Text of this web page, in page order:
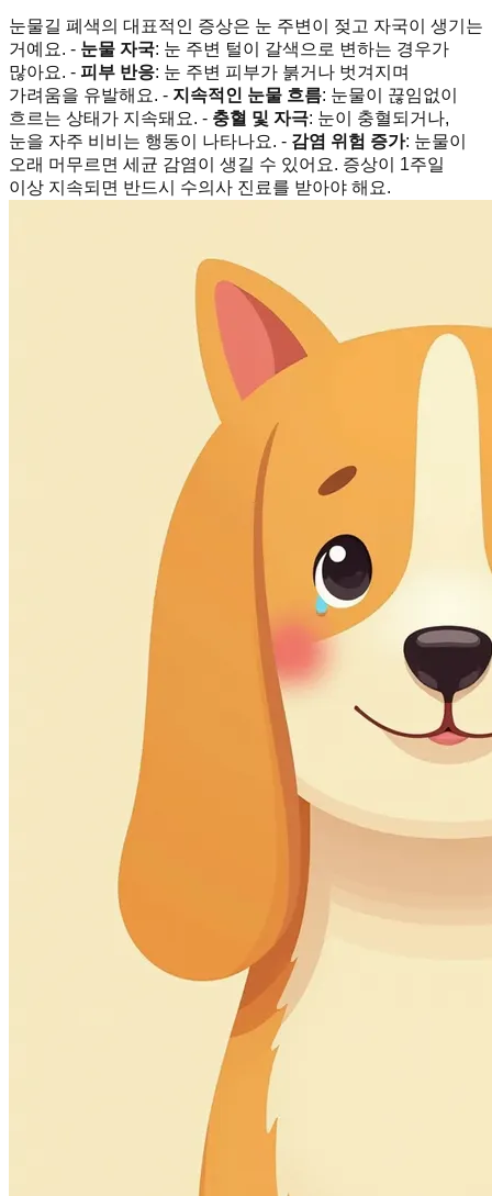
눈물길 폐색의 대표적인 증상은 눈 주변이 젖고 자국이 생기는
거예요. - 눈물 자국: 눈 주변 털이 갈색으로 변하는 경우가
많아요. - 피부 반응: 눈 주변 피부가 붉거나 벗겨지며
가려움을 유발해요. - 지속적인 눈물 흐름: 눈물이 끊임없이
흐르는 상태가 지속돼요. - 충혈 및 자극: 눈이 충혈되거나,
눈을 자주 비비는 행동이 나타나요. - 감염 위험 증가: 눈물이
오래 머무르면 세균 감염이 생길 수 있어요. 증상이 1주일
이상 지속되면 반드시 수의사 진료를 받아야 해요.